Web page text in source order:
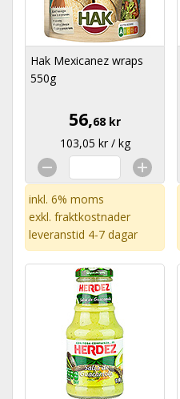
Hak Mexicanez wraps
550g
56,68 kr
103,05 kr / kg
inkl. 6% moms
exkl. fraktkostnader
leveranstid 4-7 dagar